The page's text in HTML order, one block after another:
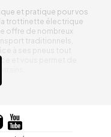
et pratique pour vos
trottinette électrique
offre de nombreux
traditionnels,
à ses pneus tout
et vous permet de
de l’état de sa
résistants qui peuvent